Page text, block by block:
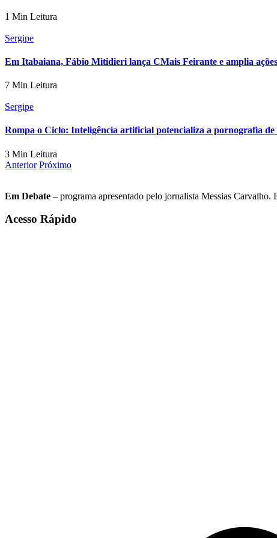
1 Min Leitura
Sergipe
Em Itabaiana, Fábio Mitidieri lança CMais Feirante e amplia
7 Min Leitura
Sergipe
Rompa o Ciclo: Inteligência artificial potencializa a pornografia
3 Min Leitura
Anterior Próximo
Em Debate – programa apresentado pelo jornalista Messias Carvalho.
Acesso Rápido